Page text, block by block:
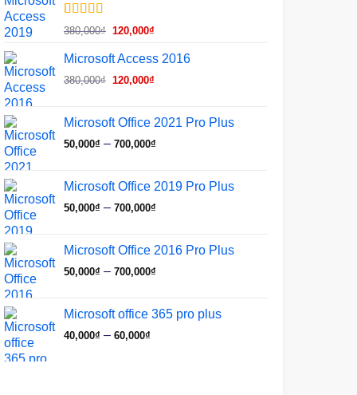
đến
5.00trên 5
dựa trên
1
đánh giá
380,000₫ Giá
là:
380,000₫.
120,000₫Giá
tại
là:
Microsoft Access 2016
380,000₫ Giá
380,000₫.
120,000₫Giá
là:
120,000₫.
Microsoft Office 2021 Pro Plus
50,000₫ – 700,000₫
50,000₫
Microsoft Office 2019 Pro Plus
50,000₫ – 700,000₫
50,000₫
Microsoft Office 2016 Pro Plus
50,000₫ – 700,000₫
50,000₫
Microsoft office 365 pro plus
40,000₫ – 60,000₫